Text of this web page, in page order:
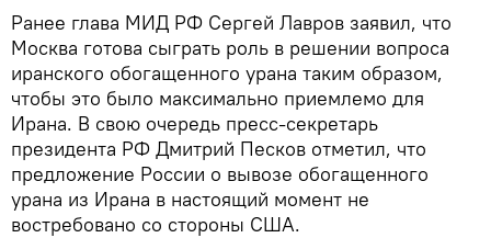
Ранее глава МИД РФ Сергей Лавров заявил, что
Москва готова сыграть роль в решении вопроса
иранского обогащенного урана таким образом,
чтобы это было максимально приемлемо для
Ирана. В свою очередь пресс-секретарь
президента РФ Дмитрий Песков отметил, что
предложение России о вывозе обогащенного
урана из Ирана в настоящий момент не
востребовано со стороны США.